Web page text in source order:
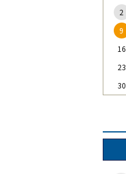
2
9
16
23
30